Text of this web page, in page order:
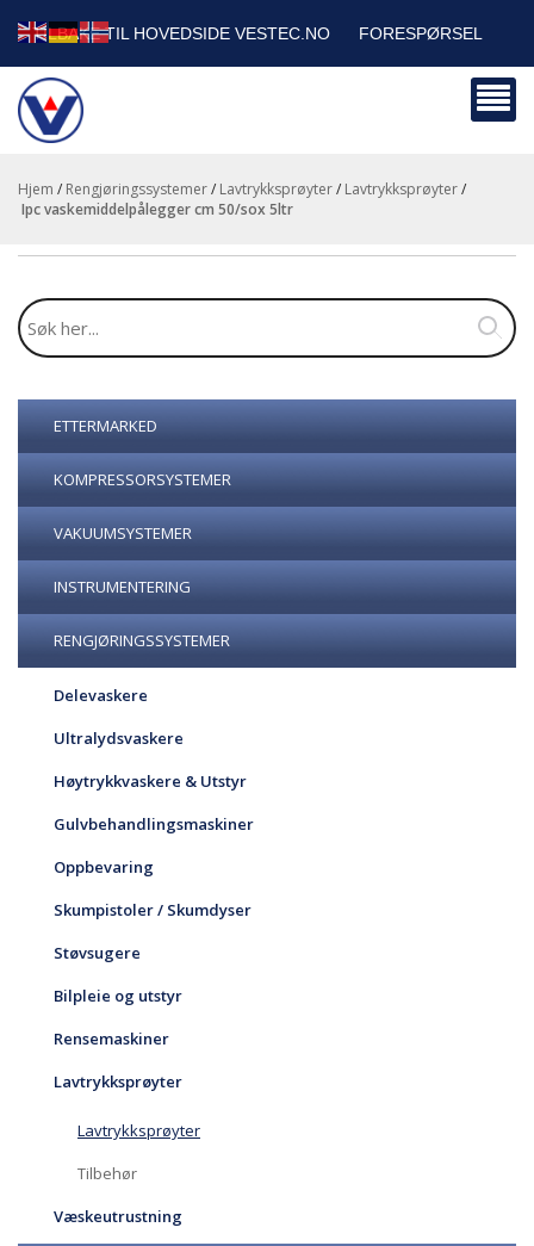
TILBAKE TIL HOVEDSIDE VESTEC.NO FORESPØRSEL
HANDLEVOGN
BEDRIFTSKUNDER
Hjem / Rengjøringssystemer/ Lavtrykksprøyter/ Lavtrykksprøyter/
ipc vaskemiddelpålegger cm 50/sox 5ltr
ETTERMARKED
KOMPRESSORSYSTEMER
VAKUUMSYSTEMER
INSTRUMENTERING
RENGJØRINGSSYSTEMER
Delevaskere
Ultralydsvaskere
Høytrykkvaskere & Utstyr
Gulvbehandlingsmaskiner
Oppbevaring
Skumpistoler / Skumdyser
Støvsugere
Bilpleie og utstyr
Rensemaskiner
Lavtrykksprøyter
Lavtrykksprøyter
Tilbehør
Væskeutrustning